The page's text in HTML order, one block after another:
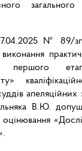
№ 89/
першого
апеляційних
В.Ю.
оцінювання